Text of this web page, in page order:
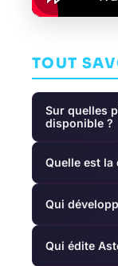
TOUT
Sur quelles
disponible ?
Quelle est la
Qui
Qui édite